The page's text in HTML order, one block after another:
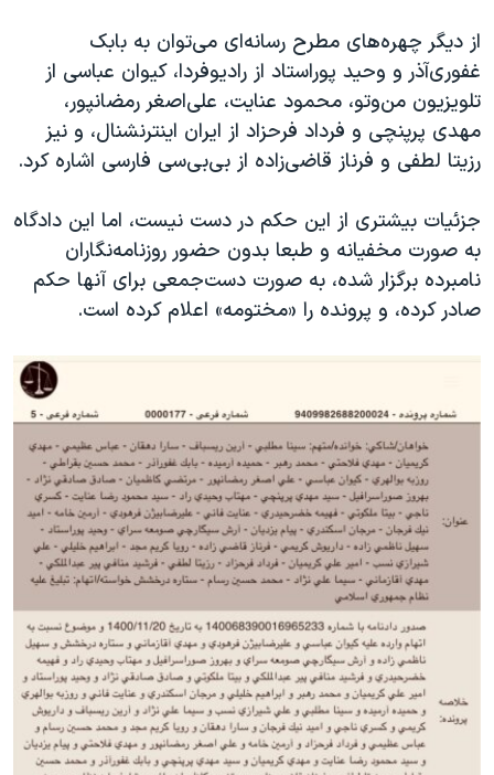
از دیگر چهره‌های مطرح رسانه‌ای می‌توان به بابک
غفوری‌آذر و وحید پوراستاد از رادیوفردا، کیوان عباسی از
تلویزیون من‌وتو، محمود عنایت، علی‌اصغر رمضانپور،
مهدی پرپنچی و فرداد فرحزاد از ایران اینترنشنال، و نیز
رزیتا لطفی و فرناز قاضی‌زاده از بی‌بی‌سی فارسی اشاره کرد.
جزئیات بیشتری از این حکم در دست نیست، اما این دادگاه
به صورت مخفیانه و طبعا بدون حضور روزنامه‌نگاران
نامبرده برگزار شده، به صورت دست‌جمعی برای آنها حکم
صادر کرده، و پرونده را «مختومه» اعلام کرده است.